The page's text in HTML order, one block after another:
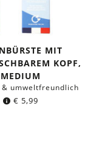
MIT
KOPF,
MEDIUM
umweltfreundlich
€ 5,99